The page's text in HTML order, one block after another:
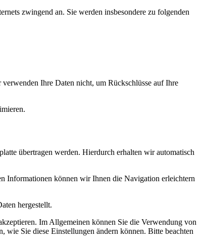
zwingend an. Sie werden insbesondere zu folgenden
Ihre Daten nicht, um Rückschlüsse auf Ihre
übertragen werden. Hierdurch erhalten wir automatisch
Informationen können wir Ihnen die Navigation erleichtern
hergestellt.
Im Allgemeinen können Sie die Verwendung von
Sie diese Einstellungen ändern können. Bitte beachten